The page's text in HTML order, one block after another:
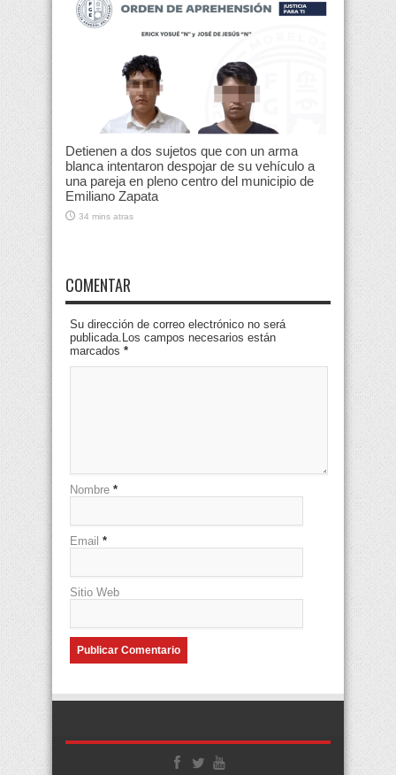
Detienen a dos sujetos que con un arma
blanca intentaron despojar de su vehículo a
una pareja en pleno centro del municipio de
Emiliano Zapata
34 mins atras
COMENTAR
Su dirección de correo electrónico no será
publicada.Los campos necesarios están
marcados *
Nombre *
Email *
Sitio Web